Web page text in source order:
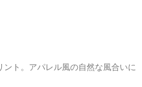
ト。アパレル風の自然な風合いに